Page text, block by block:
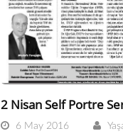
2 Nisan Self Portre
6 May 2016